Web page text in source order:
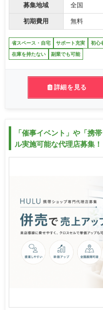
募集地域 全国
初期費用 無料
省スペース・自宅 サポート充実 初心
在庫を持たない 副業でも可能
詳細を見る
「催事イベント」や「携
ル実施可能な代理店募集！